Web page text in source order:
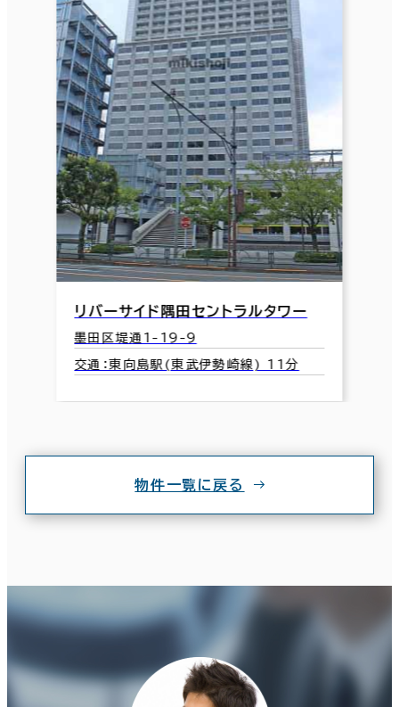
リバーサイド隅田セントラルタワー
墨田区堤通1-19-9
交通：東向島駅(東武伊勢崎線) 11分
物件一覧に戻る